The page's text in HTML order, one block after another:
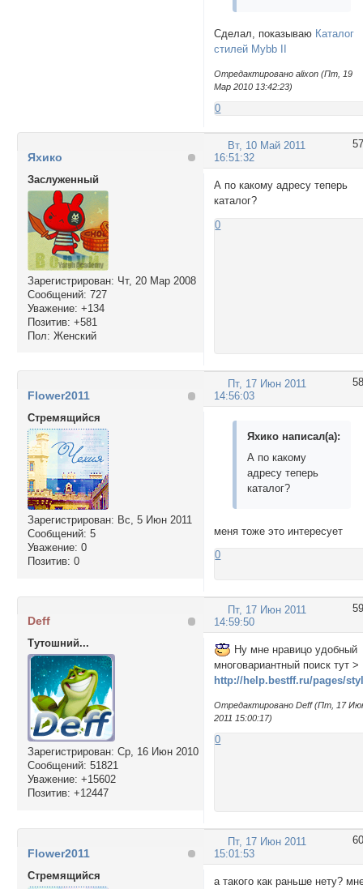
Сделал, показываю Каталог
стилей Mybb II
Отредактировано alixon (Пт, 19
Мар 2010 13:42:23)
0
57
Вт, 10 Май 2011
16:51:32
Яхико
Заслуженный
Зарегистрирован: Чт, 20 Мар 2008
Сообщений: 727
Уважение: +134
Позитив: +581
Пол: Женский
А по какому адресу теперь
каталог?
0
58
Пт, 17 Июн 2011
14:56:03
Flower2011
Стремящийся
Зарегистрирован: Вс, 5 Июн 2011
Сообщений: 5
Уважение: 0
Позитив: 0
Яхико написал(а):
А по какому
адресу теперь
каталог?
меня тоже это интересует
0
59
Пт, 17 Июн 2011
14:59:50
Deff
Тутошний...
Зарегистрирован: Ср, 16 Июн 2010
Сообщений: 51821
Уважение: +15602
Позитив: +12447
Ну мне нравицо удобный
многовариантный поиск тут >
http://help.bestff.ru/pages/
Отредактировано Deff (Пт, 17
2011 15:00:17)
0
60
Пт, 17 Июн 2011
15:01:53
Flower2011
Стремящийся
а такого как раньше нету?